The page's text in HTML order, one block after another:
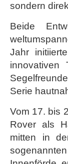
sondern
Beide
Jahr
innovativen
Serie
Vom 17. bis
Rover als
mitten in